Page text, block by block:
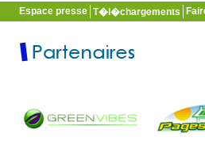
Espace presse T�l�chargements